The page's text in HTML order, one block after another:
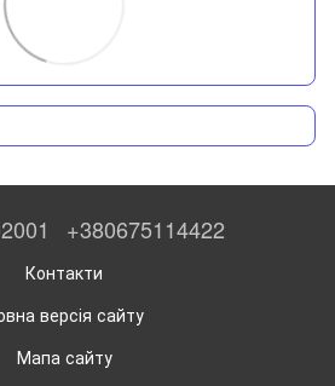
+380675114422
Контакти
версія сайту
Мапа сайту